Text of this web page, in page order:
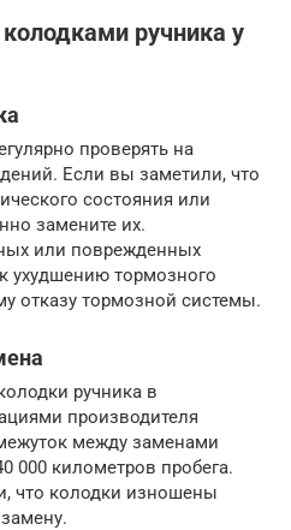
ручника у
проверять на
Если вы заметили, что
состояния или
замените их.
или поврежденных
ухудшению тормозного
отказу тормозной системы.
ручника в
производителя
между заменами
000 километров пробега.
что колодки изношены